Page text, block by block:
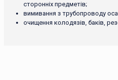
сторонніх предметів;
вимивання з трубопроводу
очищення колодязів, баків,